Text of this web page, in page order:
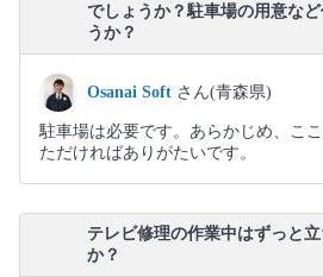
でしょうか？駐車場の用意な
うか？
Osanai Soft さん(青森県)
駐車場は必要です。あらかじめ、こ
ただければありがたいです。
テレビ修理の作業中はずっと
か？